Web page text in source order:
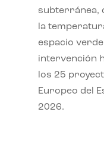
subterránea,
la
espacio
intervención
los 25
Europeo del
2026.